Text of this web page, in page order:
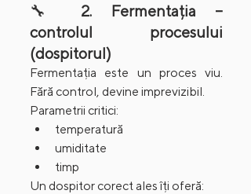
🔧 2. Fermentația –
controlul procesului
(dospitorul)
Fermentația este un proces viu.
Fără control, devine imprevizibil.
Parametrii critici:
temperatură
umiditate
timp
Un dospitor corect ales îți oferă: